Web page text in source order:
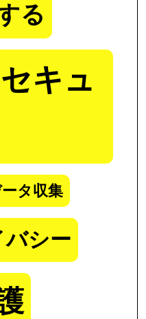
る
キュ
タ収集
シー